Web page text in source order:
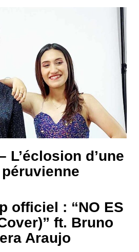
L’éclosion d’une
officiel : “NO ES
ft. Bruno
Araujo